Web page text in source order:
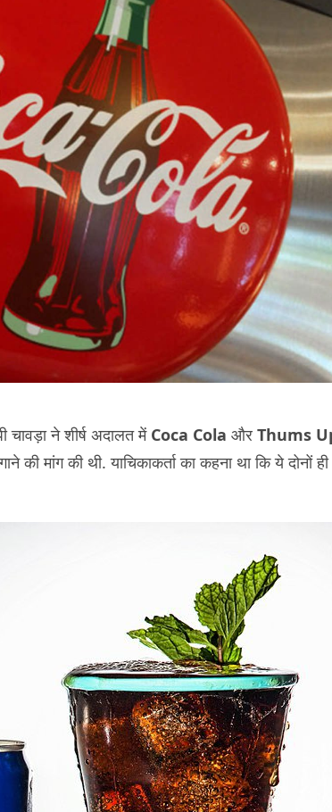
चावड़ा ने शीर्ष अदालत में Coca Cola और Thums
मांग की थी. याचिकाकर्ता का कहना था कि ये दोनों